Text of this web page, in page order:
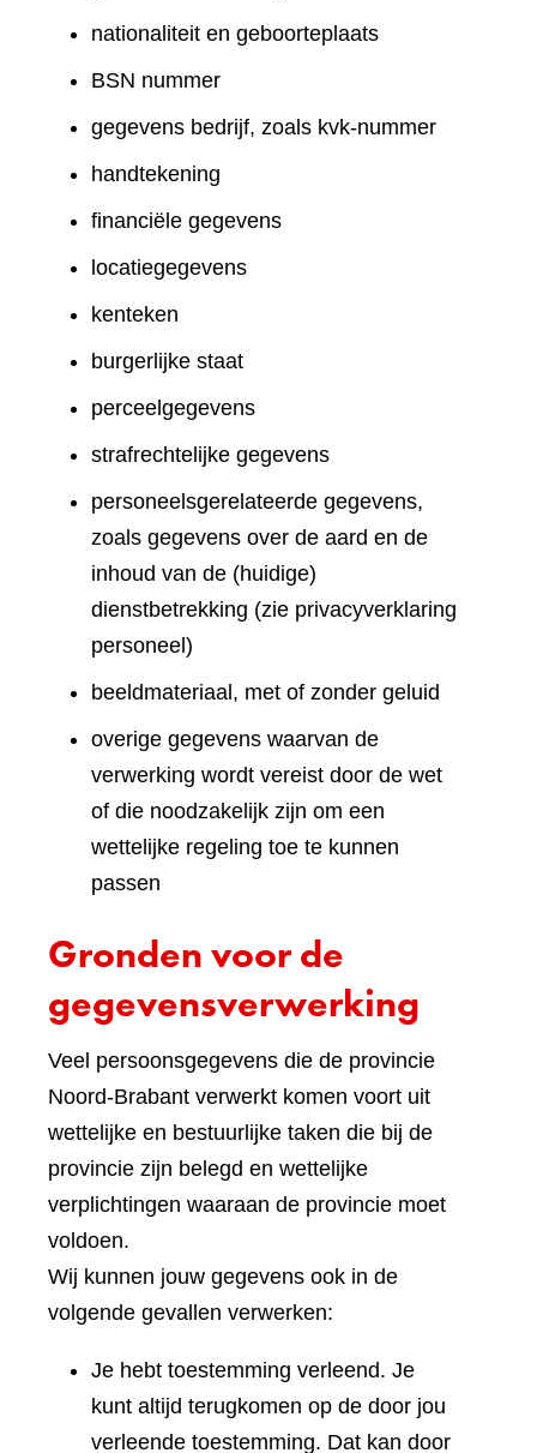
nationaliteit en geboorteplaats
BSN nummer
gegevens bedrijf, zoals kvk-nummer
handtekening
financiële gegevens
locatiegegevens
kenteken
burgerlijke staat
perceelgegevens
strafrechtelijke gegevens
personeelsgerelateerde gegevens,
zoals gegevens over de aard en de
inhoud van de (huidige)
dienstbetrekking (zie privacyverklaring
personeel)
beeldmateriaal, met of zonder geluid
overige gegevens waarvan de
verwerking wordt vereist door de wet
of die noodzakelijk zijn om een
wettelijke regeling toe te kunnen
passen
Gronden voor de
gegevensverwerking
Veel persoonsgegevens die de provincie
Noord-Brabant verwerkt komen voort uit
wettelijke en bestuurlijke taken die bij de
provincie zijn belegd en wettelijke
verplichtingen waaraan de provincie moet
voldoen.
Wij kunnen jouw gegevens ook in de
volgende gevallen verwerken:
Je hebt toestemming verleend. Je
kunt altijd terugkomen op de door jou
verleende toestemming. Dat kan door